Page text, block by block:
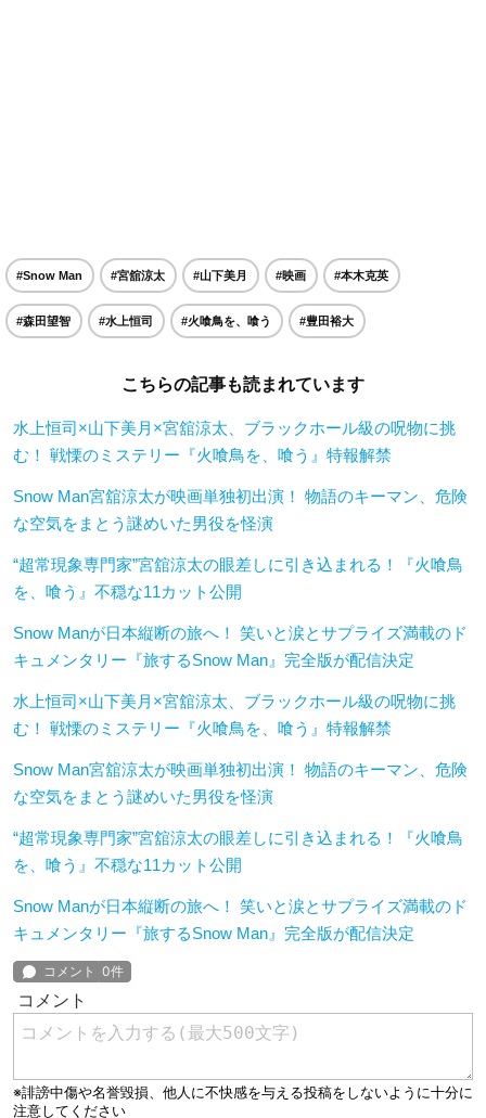
#Snow Man #宮舘涼太 #山下美月 #映画 #本木克英
#森田望智 #水上恒司 #火喰鳥を、喰う #豊田裕大
こちらの記事も読まれています
水上恒司×山下美月×宮舘涼太、ブラックホール級の呪物に挑
む！ 戦慄のミステリー『火喰鳥を、喰う』特報解禁
Snow Man宮舘涼太が映画単独初出演！ 物語のキーマン、危険
な空気をまとう謎めいた男役を怪演
“超常現象専門家”宮舘涼太の眼差しに引き込まれる！『火喰鳥
を、喰う』不穏な11カット公開
Snow Manが日本縦断の旅へ！ 笑いと涙とサプライズ満載のド
キュメンタリー『旅するSnow Man』完全版が配信決定
水上恒司×山下美月×宮舘涼太、ブラックホール級の呪物に挑
む！ 戦慄のミステリー『火喰鳥を、喰う』特報解禁
Snow Man宮舘涼太が映画単独初出演！ 物語のキーマン、危険
な空気をまとう謎めいた男役を怪演
“超常現象専門家”宮舘涼太の眼差しに引き込まれる！『火喰鳥
を、喰う』不穏な11カット公開
Snow Manが日本縦断の旅へ！ 笑いと涙とサプライズ満載のド
キュメンタリー『旅するSnow Man』完全版が配信決定